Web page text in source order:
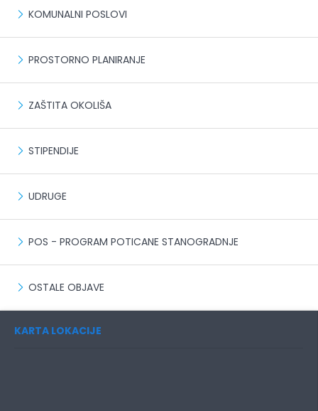
KOMUNALNI POSLOVI
PROSTORNO PLANIRANJE
ZAŠTITA OKOLIŠA
STIPENDIJE
UDRUGE
POS - PROGRAM POTICANE STANOGRADNJE
OSTALE OBJAVE
KARTA LOKACIJE